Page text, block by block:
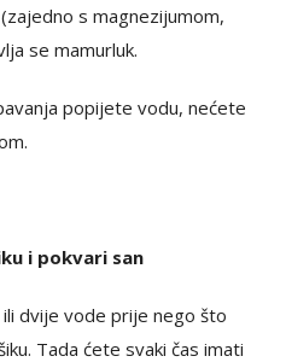
s magnezijumom,
se mamurluk.
popijete vodu, nećete
i pokvari san
dvije vode prije nego što
Tada ćete svaki čas imati